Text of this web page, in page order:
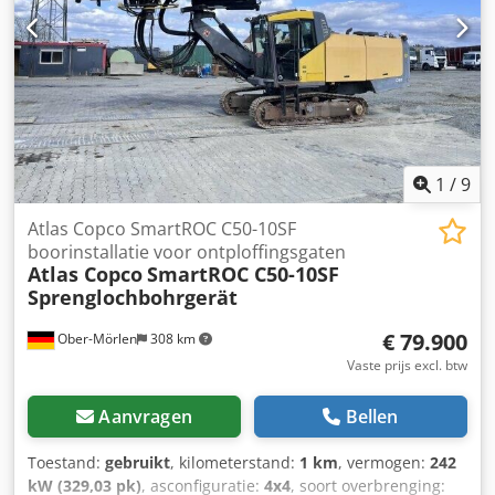
lagere kosten bij behoud van Atlas Copco kwaliteit.
1 /9
Ober-Mörlen 308 km
Atlas Copco SmartROC C50-10SF
boorinstallatie voor ontploffingsgaten
Atlas CopcoSmartROC C50-10SF
Sprenglochbohrgerät
€ 79.900
Vaste prijs excl. btw
Aanvragen Bellen
Toestand: gebruikt, kilometerstand: 1 km, vermogen: 242
kW (329,03 pk), asconfiguratie: 4x4, soort overbrenging: